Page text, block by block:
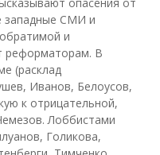
опасения от
западные СМИ и
и
реформаторам. В
(расклад
Иванов, Белоусов,
к отрицательной,
Лоббистами
Голикова,